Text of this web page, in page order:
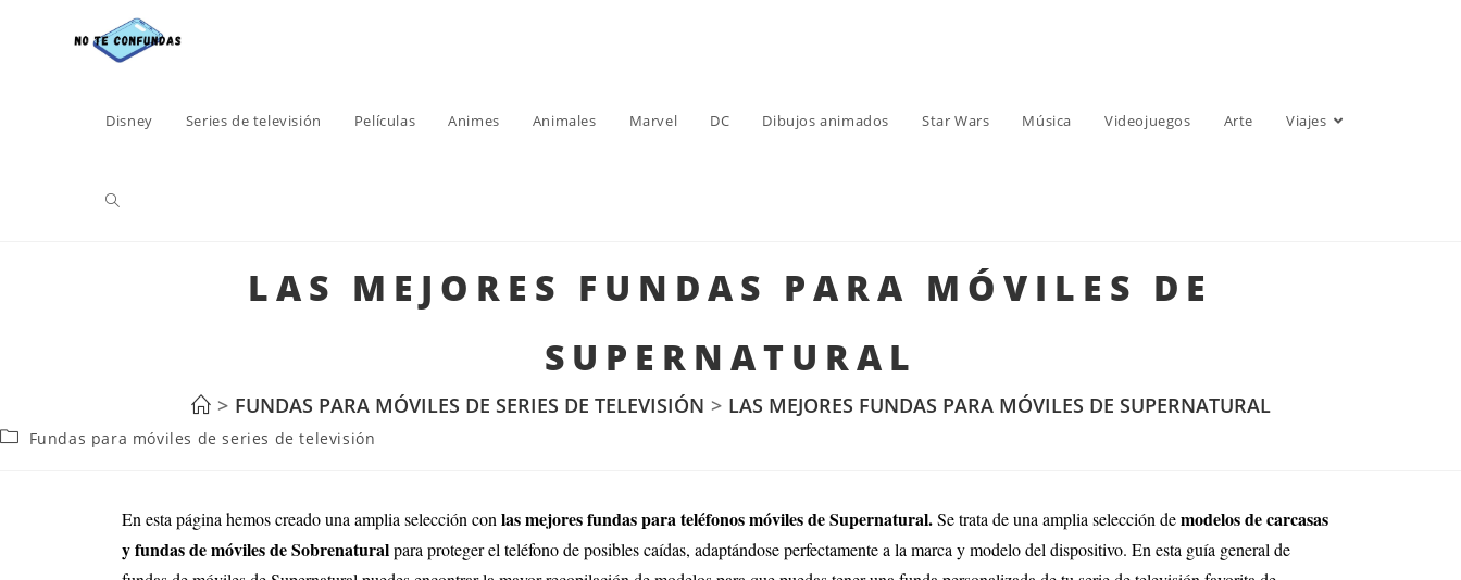
Disney Series de televisión Películas Animes Animales Marvel DC Dibujos animados Star Wars Música Videojuegos Arte Viajes
LAS MEJORES FUNDAS PARA MÓVILES DE
SUPERNATURAL
> FUNDAS PARA MÓVILES DE SERIES DE TELEVISIÓN > LAS MEJORES FUNDAS PARA MÓVILES DE SUPERNATURAL
Fundas para móviles de series de televisión
En esta página hemos creado una amplia selección con las mejores fundas para teléfonos móviles deSupernatural.Se trata de una amplia selección demodelos de carcasas
y fundas de móviles de Sobrenaturalpara proteger el teléfono de posibles caídas, adaptándose perfectamente a la marca y modelo del dispositivo. En esta guía general de